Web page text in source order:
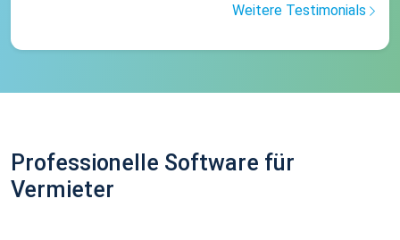
Weitere Testimonials
Professionelle Software für
Vermieter